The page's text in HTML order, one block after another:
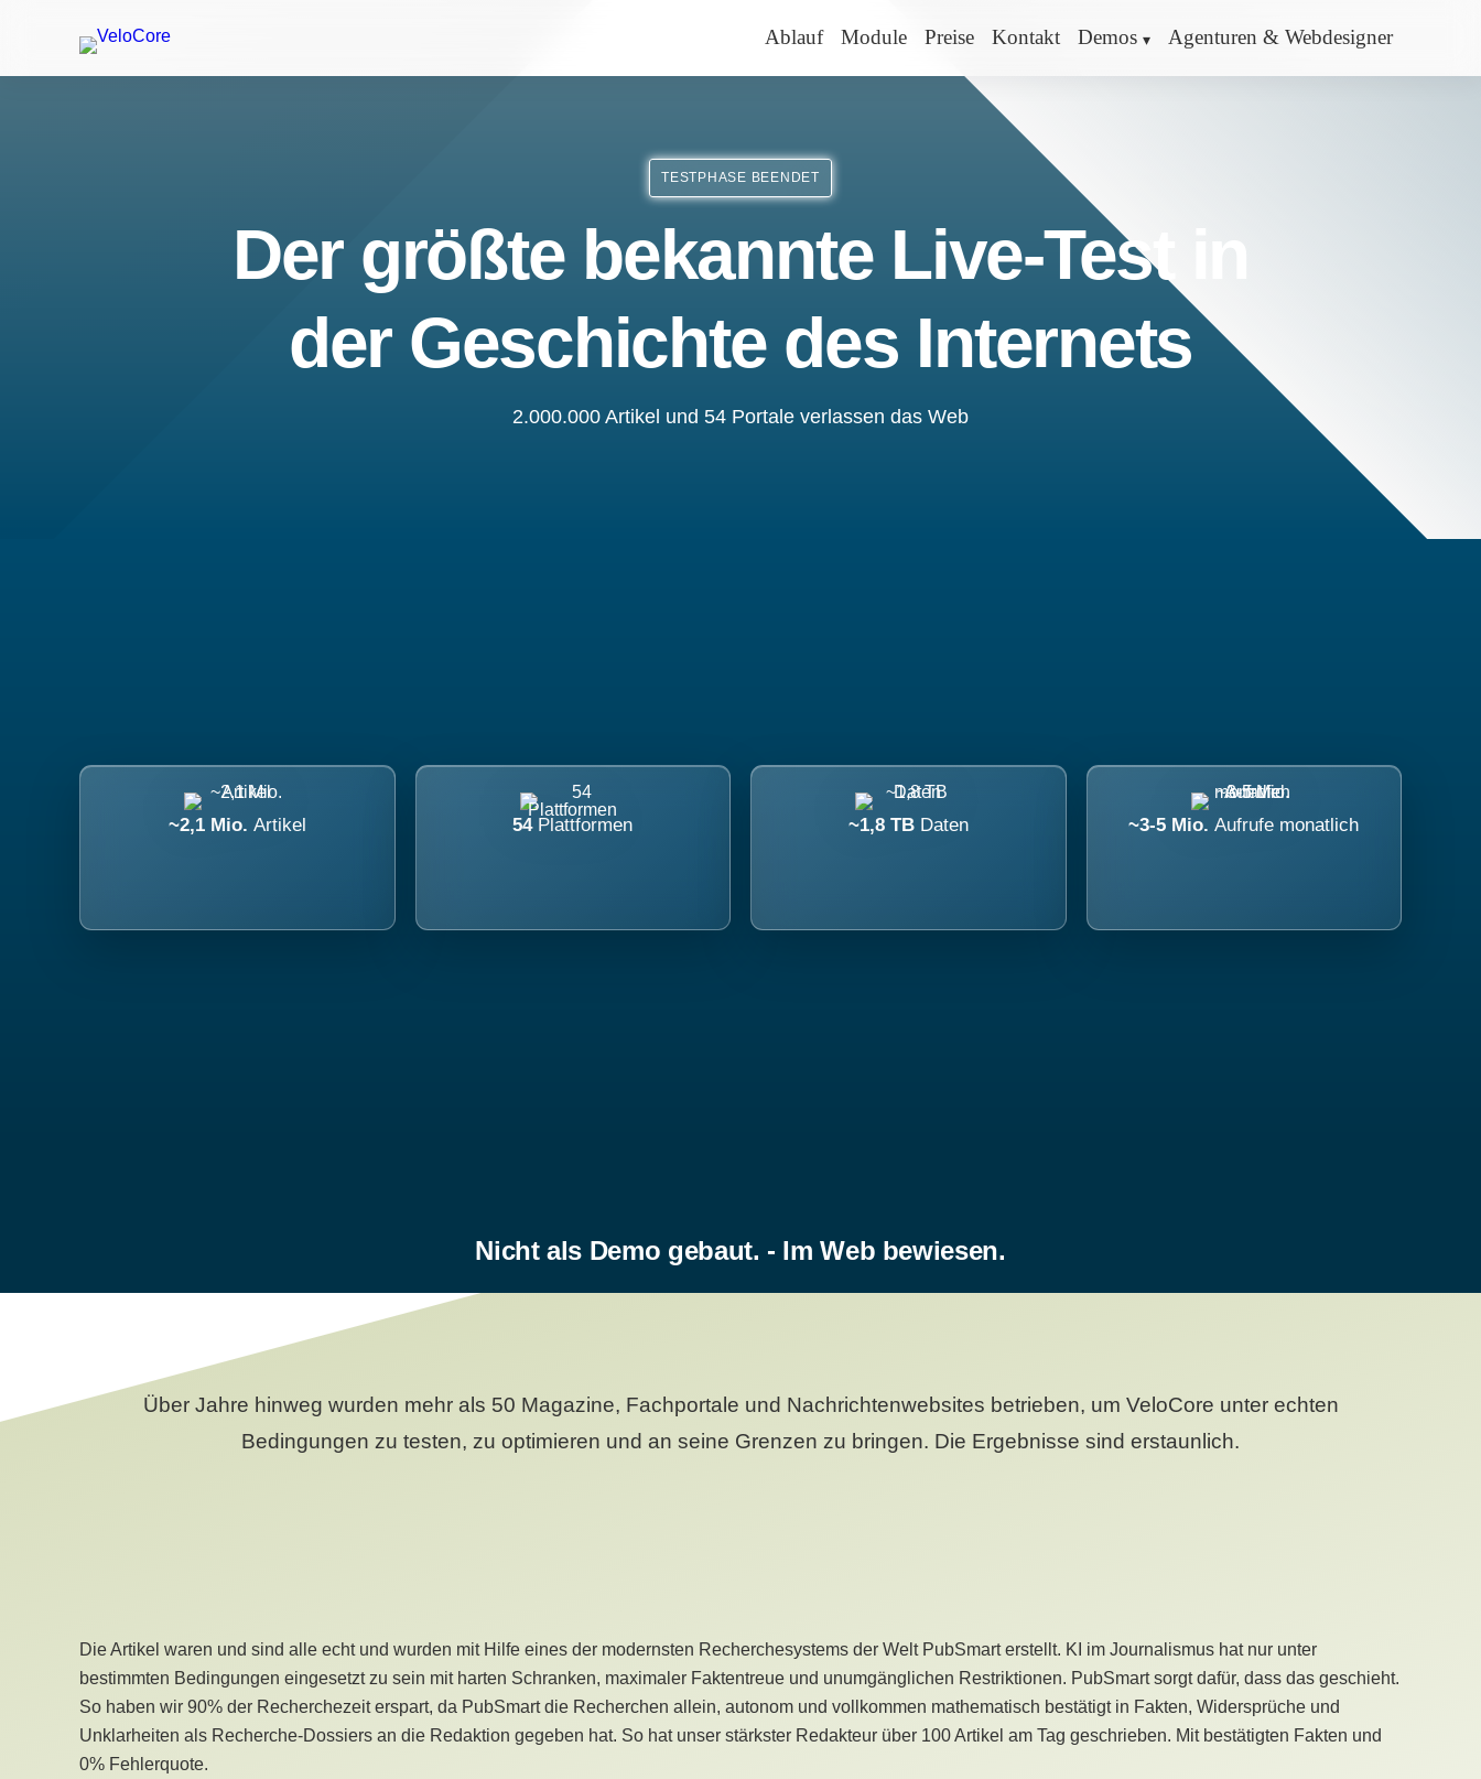
Ablauf Module Preise Kontakt Demos Agenturen & Webdesigner
TESTPHASE BEENDET
Der größte bekannte Live-Test in
der Geschichte des Internets
2.000.000 Artikel und 54 Portale verlassen das Web
~2,1 Mio. Artikel 54 Plattformen ~1,8 TB Daten ~3-5 Mio.Aufrufe monatlich
Nicht als Demo gebaut. - Im Web bewiesen.
Über Jahre hinweg wurden mehr als 50 Magazine, Fachportale und Nachrichtenwebsites betrieben, um VeloCore unter echten
Bedingungen zu testen, zu optimieren und an seine Grenzen zu bringen. Die Ergebnisse sind erstaunlich.
Die Artikel waren und sind alle echt und wurden mit Hilfe eines der modernsten Recherchesystems der Welt PubSmart erstellt. KI im Journalismus hat nur unter
bestimmten Bedingungen eingesetzt zu sein mit harten Schranken, maximaler Faktentreue und unumgänglichen Restriktionen. PubSmart sorgt dafür, dass das geschieht.
So haben wir 90% der Recherchezeit erspart, da PubSmart die Recherchen allein, autonom und vollkommen mathematisch bestätigt in Fakten, Widersprüche und
Unklarheiten als Recherche-Dossiers an die Redaktion gegeben hat. So hat unser stärkster Redakteur über 100 Artikel am Tag geschrieben. Mit bestätigten Fakten und
0% Fehlerquote.